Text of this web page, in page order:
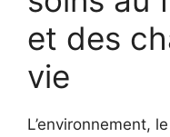
et des
vie
L’environnement,